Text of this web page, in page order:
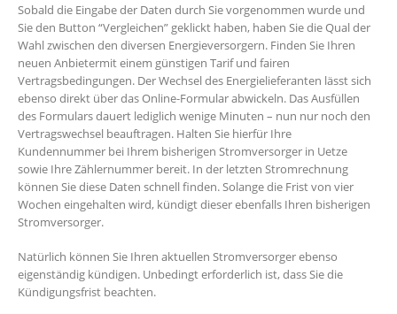
Sobald die Eingabe der Daten durch Sie vorgenommen wurde und
Sie den Button “Vergleichen” geklickt haben, haben Sie die Qual der
Wahl zwischen den diversen Energieversorgern. Finden Sie Ihren
neuen Anbietermit einem günstigen Tarif und fairen
Vertragsbedingungen. Der Wechsel des Energielieferanten lässt sich
ebenso direkt über das Online-Formular abwickeln. Das Ausfüllen
des Formulars dauert lediglich wenige Minuten – nun nur noch den
Vertragswechsel beauftragen. Halten Sie hierfür Ihre
Kundennummer bei Ihrem bisherigen Stromversorger in Uetze
sowie Ihre Zählernummer bereit. In der letzten Stromrechnung
können Sie diese Daten schnell finden. Solange die Frist von vier
Wochen eingehalten wird, kündigt dieser ebenfalls Ihren bisherigen
Stromversorger.
Natürlich können Sie Ihren aktuellen Stromversorger ebenso
eigenständig kündigen. Unbedingt erforderlich ist, dass Sie die
Kündigungsfrist beachten.